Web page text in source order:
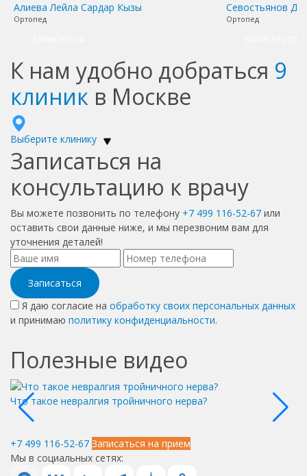
Алиева Лейла Сардар Кызы
Ортопед
Севостьянов
Ортопед
К нам удобно добраться 9
клиник в Москве
Выберите клинику
Записаться на
консультацию к врачу
Вы можете позвонить по телефону +7 499 116-52-67 или
оставить свои данные ниже, и мы перезвоним вам для
уточнения деталей!
Записаться
Я даю согласие на обработку своих персональных данных
и принимаю политику конфиденциальности.
Полезные видео
Что такое невралгия тройничного нерва?
+7 499 116-52-67 Записаться на прием
Мы в социальных сетях: